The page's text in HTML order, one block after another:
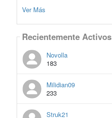
Ver Más
Recientemente Activos
Novolla
183
Milidian09
233
Struk21